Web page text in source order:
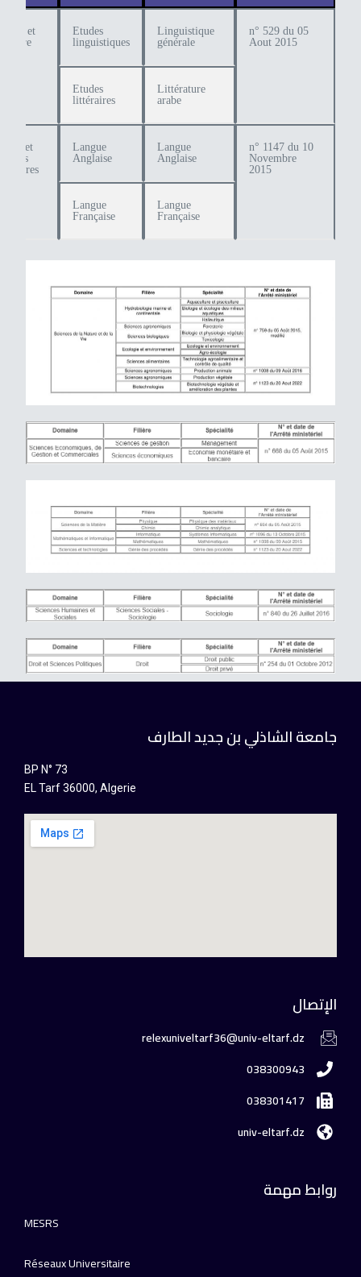
n° 529 du 05
Aout 2015
Linguistique
générale
Etudes
linguistiques
et
Littérature
arabe
Etudes
littéraires
n° 1147 du 10
Novembre
2015
Langue
Anglaise
Langue
Anglaise
et
Langue
Française
Langue
Française
جامعة الشاذلي بن جديد الطارف
BP N° 73
EL Tarf 36000, Algerie
الإتصال
relexuniveltarf36@univ-eltarf.dz
038300943
038301417
univ-eltarf.dz
روابط مهمة
MESRS
Réseaux Universitaire